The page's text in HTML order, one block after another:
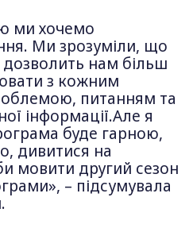
ми хочемо
Ми зрозуміли, що
дозволить нам більш
з кожним
питанням та
інформації.Але я
буде гарною,
дивитися на
мовити другий сезон
– підсумувала